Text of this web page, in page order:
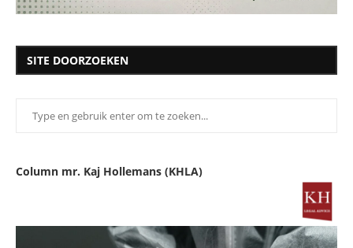
SITE DOORZOEKEN
Column mr. Kaj Hollemans (KHLA)